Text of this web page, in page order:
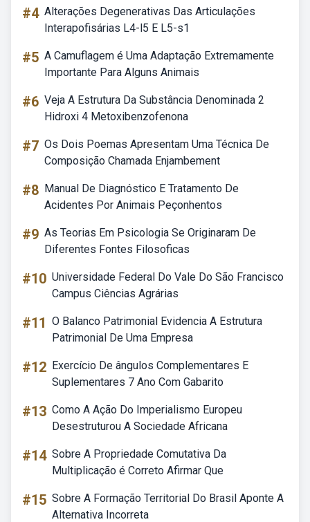
#4 Alterações Degenerativas Das Articulações
Interapofisárias L4-l5 E L5-s1
#5 A Camuflagem é Uma Adaptação Extremamente
Importante Para Alguns Animais
#6 Veja A Estrutura Da Substância Denominada 2
Hidroxi 4 Metoxibenzofenona
#7 Os Dois Poemas Apresentam Uma Técnica De
Composição Chamada Enjambement
#8 Manual De Diagnóstico E Tratamento De
Acidentes Por Animais Peçonhentos
#9 As Teorias Em Psicologia Se Originaram De
Diferentes Fontes Filosoficas
#10 Universidade Federal Do Vale Do São Francisco
Campus Ciências Agrárias
#11 O Balanco Patrimonial Evidencia A Estrutura
Patrimonial De Uma Empresa
#12 Exercício De ângulos Complementares E
Suplementares 7 Ano Com Gabarito
#13 Como A Ação Do Imperialismo Europeu
Desestruturou A Sociedade Africana
#14 Sobre A Propriedade Comutativa Da
Multiplicação é Correto Afirmar Que
#15 Sobre A Formação Territorial Do Brasil Aponte A
Alternativa Incorreta